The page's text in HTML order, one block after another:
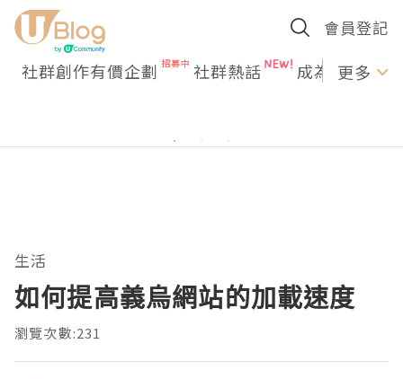
會員登記
社群創作有價企劃 社群熱話 成為U更多
生活
如何提高義烏網站的加載速度
瀏覽次數:231